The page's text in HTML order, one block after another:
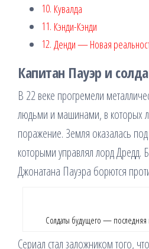
Кувалда
Кэнди-Кэнди
Денди — Новая
Капитан Пауэр и
В 22 веке прогремели
людьми и машинами, в которых
поражение. Земля оказалась
которыми управлял лорд Дредд.
Джонатана Пауэра борются
Солдаты будущего — последняя
Сериал стал заложником того,